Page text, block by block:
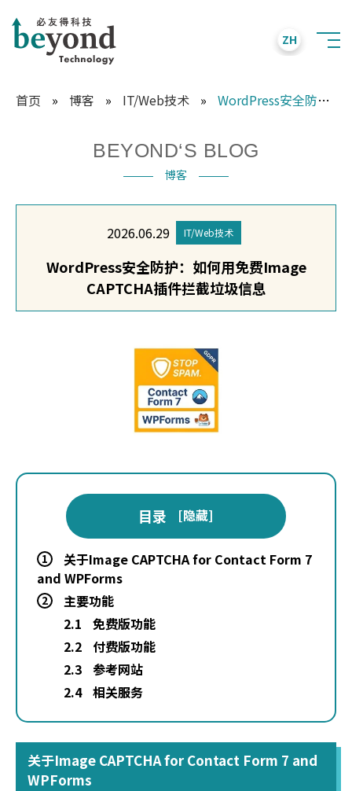
ZH
首页 » 博客 » IT/Web技术 » WordPress安全防护：如何用免费Image CAPTCHA插件拦截垃圾信息
BEYOND‘S BLOG
博客
2026.06.29 IT/Web技术
WordPress安全防护：如何用免费Image
CAPTCHA插件拦截垃圾信息
目录 [隐藏]
1
关于Image CAPTCHA for Contact Form 7
and WPForms
2
主要功能
2.1
免费版功能
2.2
付费版功能
2.3 参考网站
2.4 相关服务
关于Image CAPTCHA for Contact Form 7 and
WPForms